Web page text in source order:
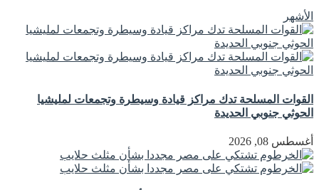
الأشهر
القوات المسلحة تدك مراكز قيادة وسيطرة وتجمعات لمليشيا
الحوثي جنوبي الحديدة
أغسطس 08, 2026